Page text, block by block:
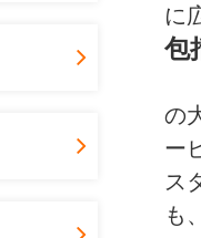
ワークラ
に
包
の
ー
ス
も